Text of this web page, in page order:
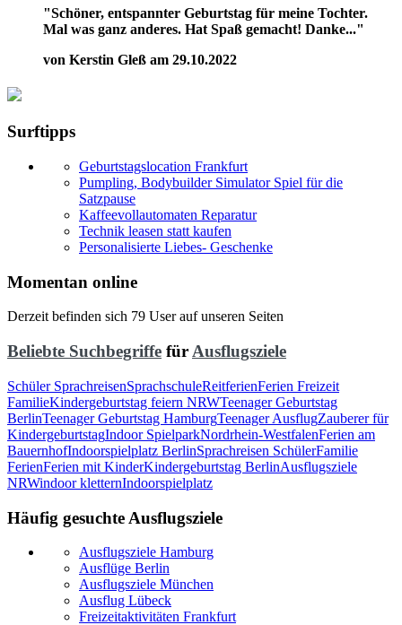
"Schöner, entspannter Geburtstag für meine Tochter.
Mal was ganz anderes. Hat Spaß gemacht! Danke..."
von Kerstin Gleß am 29.10.2022
Surftipps
Geburtstagslocation Frankfurt
Pumpling, Bodybuilder Simulator Spiel für die
Satzpause
Kaffeevollautomaten Reparatur
Technik leasen statt kaufen
Personalisierte Liebes- Geschenke
Momentan online
Derzeit befinden sich 79 User auf unseren Seiten
Beliebte Suchbegriffe für Ausflugsziele
Schüler SprachreisenSprachschuleReitferienFerien Freizeit
FamilieKindergeburtstag feiern NRWTeenager Geburtstag
BerlinTeenager Geburtstag HamburgTeenager AusflugZauberer für
KindergeburtstagIndoor SpielparkNordrhein-WestfalenFerien am
BauernhofIndoorspielplatz BerlinSprachreisen SchülerFamilie
FerienFerien mit KinderKindergeburtstag BerlinAusflugsziele
NRWindoor kletternIndoorspielplatz
Häufig gesuchte Ausflugsziele
Ausflugsziele Hamburg
Ausflüge Berlin
Ausflugsziele München
Ausflug Lübeck
Freizeitaktivitäten Frankfurt